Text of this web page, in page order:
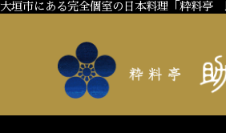
大垣市にある完全個室の日本料理「粋料亭